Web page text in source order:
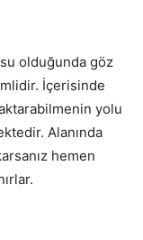
olduğunda göz
İçerisinde
yolu
Alanında
hemen